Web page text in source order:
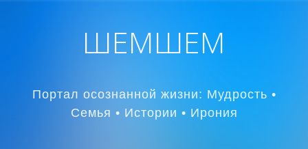
ШЕМШЕМ
Портал осознанной жизни: Мудрость •
Семья • Истории • Ирония